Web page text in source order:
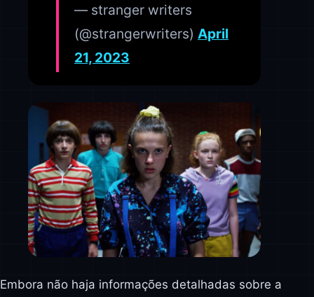
— stranger writers
(@strangerwriters) April
21, 2023
Embora não haja informações detalhadas sobre a